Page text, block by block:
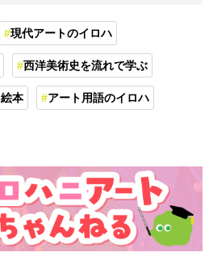
現代アートのイロハ
西洋美術史を流れで学ぶ
絵本 アート用語のイロハ